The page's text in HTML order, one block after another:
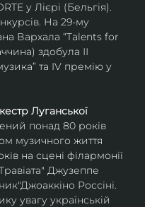
у Лієрі (Бельгія).
На 29-му
Вархала “Talents for
здобула ІІ
та IV премію у
Луганської
понад 80 років
музичного життя
на сцені філармонії
Джузеппе
Россіні.
увагу українській